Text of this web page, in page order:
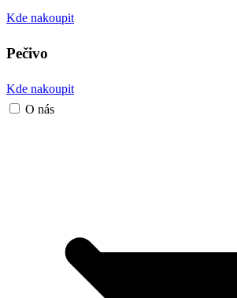
Kde nakoupit
Pečivo
Kde nakoupit
O nás